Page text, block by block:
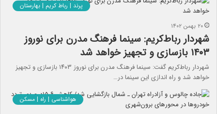
پرند | رباط کریم | بهارستان
۲۰ بهمن ۱۴۰۲
شهردار رباط‌کریم: سینما فرهنگ مدرن برای نوروز
۱۴۰۳ بازسازی و تجهیز خواهد شد
شهردار رباط‌کریم گفت: سینما فرهنگ مدرن برای نوروز ۱۴۰۳ بازسازی و تجهیز
خواهد شد و راه اندازی این سینما در…
هواشناسی | راه | مسکن